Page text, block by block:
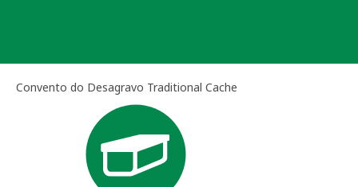
Convento do Desagravo Traditional Cache